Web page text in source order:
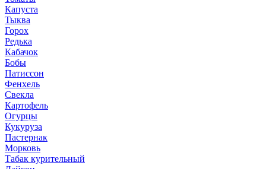
Капуста
Тыква
Горох
Редька
Кабачок
Бобы
Патиссон
Фенхель
Свекла
Картофель
Огурцы
Кукуруза
Пастернак
Морковь
Табак курительный